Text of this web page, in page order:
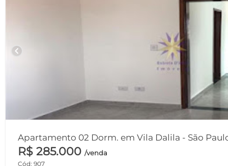
chevron_left
Apartamento 02 Dorm. em Vila Dalila - São
R$ 285.000 /venda
Cód: 907